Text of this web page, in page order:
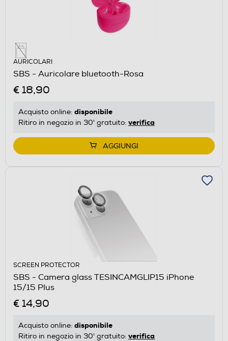
AURICOLARI
SBS - Auricolare bluetooth-Rosa
€ 18,90
Acquisto online: disponibile
Ritiro in negozio in 30' gratuito: verifica
AGGIUNGI
SCREEN PROTECTOR
SBS - Camera glass TESINCAMGLIP15 iPhone
15/15 Plus
€ 14,90
Acquisto online: disponibile
Ritiro in negozio in 30' gratuito: verifica